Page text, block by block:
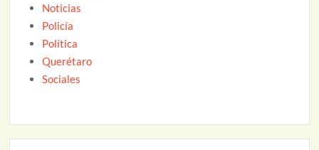
Noticias
Policía
Política
Querétaro
Sociales